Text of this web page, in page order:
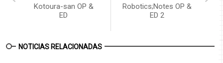
Robotics;Notes OP &
ED 2
Kotoura-san OP &
ED
NOTICIAS RELACIONADAS